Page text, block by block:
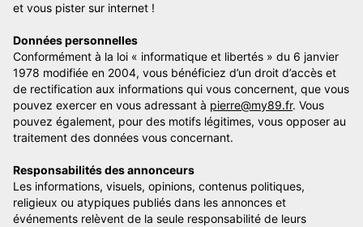
et vous pister sur internet !
Données personnelles
Conformément à la loi « informatique et libertés » du 6 janvier
1978 modifiée en 2004, vous bénéficiez d’un droit d’accès et
de rectification aux informations qui vous concernent, que vous
pouvez exercer en vous adressant à pierre@my89.fr. Vous
pouvez également, pour des motifs légitimes, vous opposer au
traitement des données vous concernant.
Responsabilités des annonceurs
Les informations, visuels, opinions, contenus politiques,
religieux ou atypiques publiés dans les annonces et
événements relèvent de la seule responsabilité de leurs